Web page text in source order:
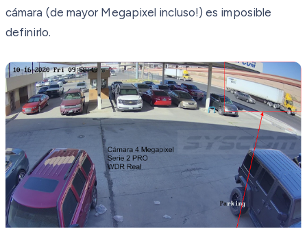
cámara (de mayor Megapixel incluso!) es imposible
definirlo.